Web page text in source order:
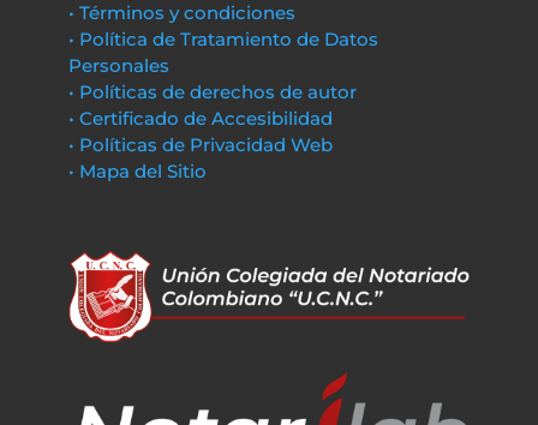
• Términos y condiciones
• Política de Tratamiento de Datos
Personales
• Políticas de derechos de autor
• Certificado de Accesibilidad
• Políticas de Privacidad Web
• Mapa del Sitio